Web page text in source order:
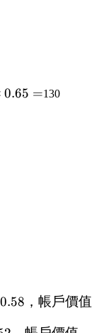
0.65
0.65 =130
0.58 ，帳戶價值